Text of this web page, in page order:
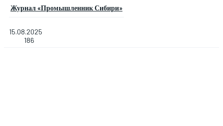
Журнал «Промышленник Сибири»
15.08.2025
186